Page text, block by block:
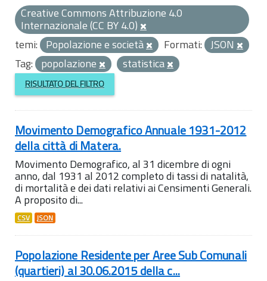
Creative Commons Attribuzione 4.0
Internazionale (CC BY 4.0)
temi: Popolazione e società Formati: JSON
Tag: popolazione statistica
RISULTATO DEL FILTRO
Movimento Demografico Annuale 1931-2012
della città di Matera.
Movimento Demografico, al 31 dicembre di ogni
anno, dal 1931 al 2012 completo di tassi di natalità,
di mortalità e dei dati relativi ai Censimenti Generali.
A proposito di...
CSV JSON
Popolazione Residente per Aree Sub Comunali
(quartieri) al 30.06.2015 della c...